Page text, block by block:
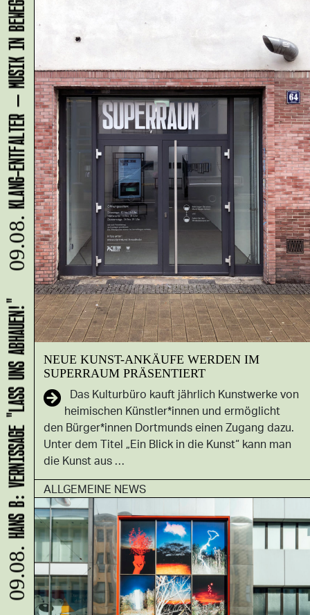
NEUE KUNST-ANKÄUFE WERDEN IM
SUPERRAUM PRÄSENTIERT
Das Kulturbüro kauft jährlich Kunstwerke von
heimischen Künstler*innen und ermöglicht
den Bürger*innen Dortmunds einen Zugang dazu.
Unter dem Titel „Ein Blick in die Kunst“ kann man
die Kunst aus …
ALLGEMEINE NEWS
09.08.
HANS B: VERNISSAGE "LASS UNS ABHAUEN!"
09.08.